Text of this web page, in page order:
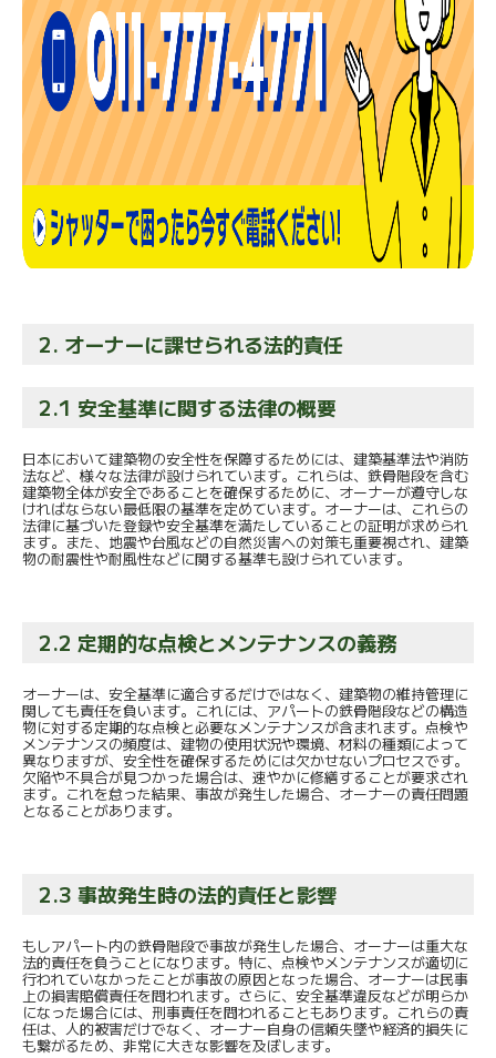
2. オーナーに課せられる法的責任
2.1 安全基準に関する法律の概要
日本において建築物の安全性を保障するためには、建築基準法や消防
法など、様々な法律が設けられています。これらは、鉄骨階段を含む
建築物全体が安全であることを確保するために、オーナーが遵守しな
ければならない最低限の基準を定めています。オーナーは、これらの
法律に基づいた登録や安全基準を満たしていることの証明が求められ
ます。また、地震や台風などの自然災害への対策も重要視され、建築
物の耐震性や耐風性などに関する基準も設けられています。
2.2 定期的な点検とメンテナンスの義務
オーナーは、安全基準に適合するだけではなく、建築物の維持管理に
関しても責任を負います。これには、アパートの鉄骨階段などの構造
物に対する定期的な点検と必要なメンテナンスが含まれます。点検や
メンテナンスの頻度は、建物の使用状況や環境、材料の種類によって
異なりますが、安全性を確保するためには欠かせないプロセスです。
欠陥や不具合が見つかった場合は、速やかに修繕することが要求され
ます。これを怠った結果、事故が発生した場合、オーナーの責任問題
となることがあります。
2.3 事故発生時の法的責任と影響
もしアパート内の鉄骨階段で事故が発生した場合、オーナーは重大な
法的責任を負うことになります。特に、点検やメンテナンスが適切に
行われていなかったことが事故の原因となった場合、オーナーは民事
上の損害賠償責任を問われます。さらに、安全基準違反などが明らか
になった場合には、刑事責任を問われることもあります。これらの責
任は、人的被害だけでなく、オーナー自身の信頼失墜や経済的損失に
も繋がるため、非常に大きな影響を及ぼします。